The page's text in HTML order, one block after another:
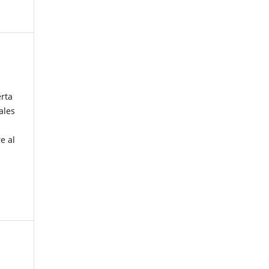
al